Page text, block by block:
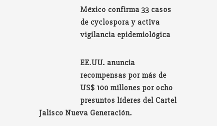
México confirma 33 casos
de cyclospora y activa
vigilancia epidemiológica
EE.UU. anuncia
recompensas por más de
US$ 100 millones por ocho
presuntos líderes del Cartel
Jalisco Nueva Generación.